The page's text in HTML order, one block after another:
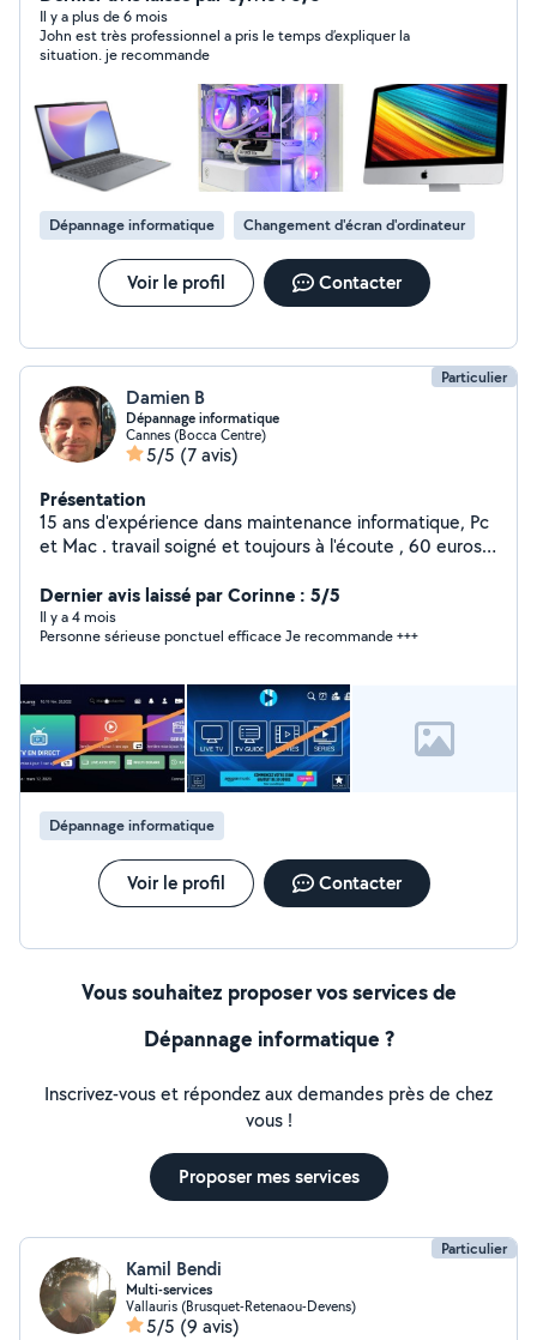
Il y a plus de 6 mois
John est très professionnel a pris le temps d’expliquer la
situation. je recommande
Dépannage informatique Changement d'écran d'ordinateur
Voir le profil Contacter
Particulier
Damien B
Dépannage informatique
Cannes (Bocca Centre)
5/5 (7 avis)
Présentation
15 ans d'expérience dans maintenance informatique, Pc
et Mac . travail soigné et toujours à l'écoute , 60 euros
et 83
Dernier avis laissé par Corinne : 5/5
Il y a 4 mois
Personne sérieuse ponctuel efficace Je recommande +++
Dépannage informatique
Voir le profil Contacter
Vous souhaitez proposer vos services de
Dépannage informatique ?
Inscrivez-vous et répondez aux demandes près de chez
vous !
Proposer mes services
Particulier
Kamil Bendi
Multi-services
Vallauris (Brusquet-Retenaou-Devens)
5/5 (9 avis)